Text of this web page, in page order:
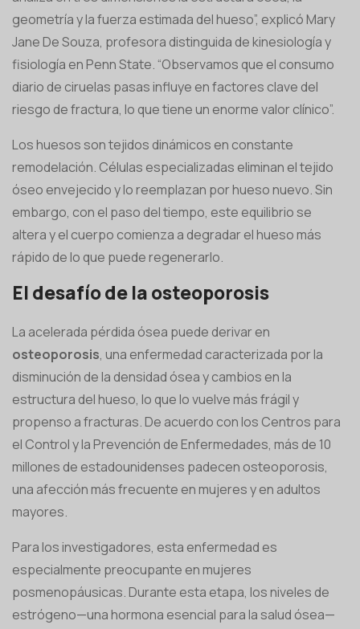
geometría y la fuerza estimada del hueso”, explicó Mary
Jane De Souza, profesora distinguida de kinesiología y
fisiología en Penn State. “Observamos que el consumo
diario de ciruelas pasas influye en factores clave del
riesgo de fractura, lo que tiene un enorme valor clínico”.
Los huesos son tejidos dinámicos en constante
remodelación. Células especializadas eliminan el tejido
óseo envejecido y lo reemplazan por hueso nuevo. Sin
embargo, con el paso del tiempo, este equilibrio se
altera y el cuerpo comienza a degradar el hueso más
rápido de lo que puede regenerarlo.
El desafío de la osteoporosis
La acelerada pérdida ósea puede derivar en
osteoporosis, una enfermedad caracterizada por la
disminución de la densidad ósea y cambios en la
estructura del hueso, lo que lo vuelve más frágil y
propenso a fracturas. De acuerdo con los Centros para
el Control y la Prevención de Enfermedades, más de 10
millones de estadounidenses padecen osteoporosis,
una afección más frecuente en mujeres y en adultos
mayores.
Para los investigadores, esta enfermedad es
especialmente preocupante en mujeres
posmenopáusicas. Durante esta etapa, los niveles de
estrógeno—una hormona esencial para la salud ósea—